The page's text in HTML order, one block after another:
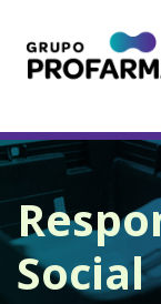
Social